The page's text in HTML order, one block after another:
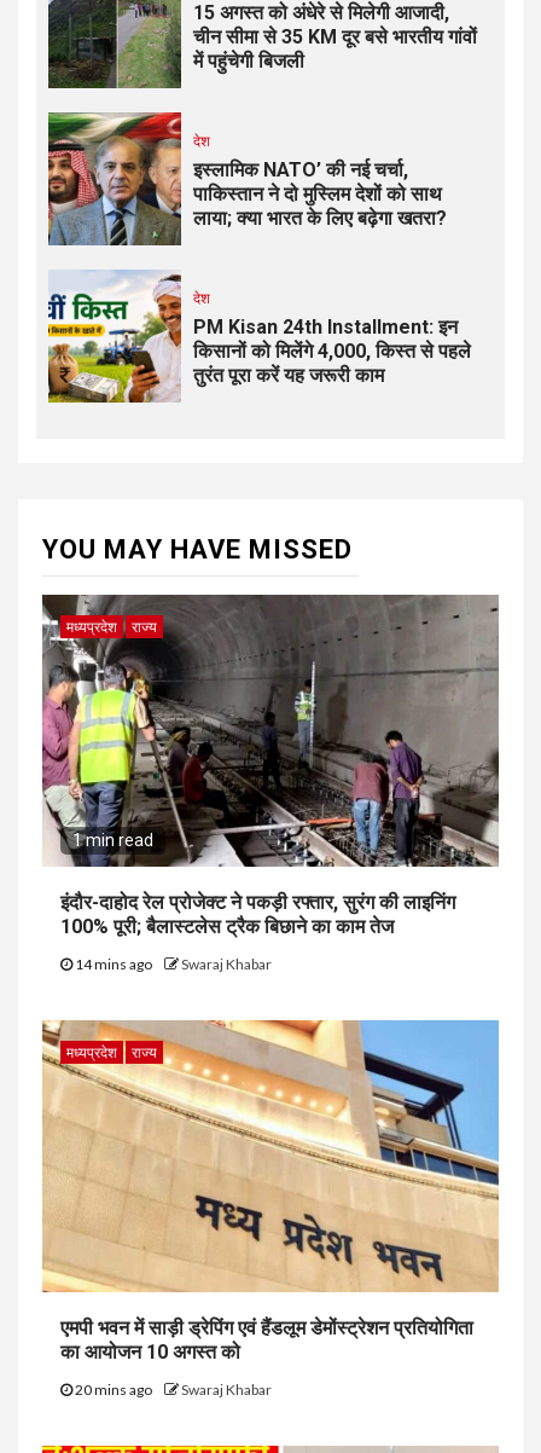
15 अगस्त को अंधेरे से मिलेगी आजादी,
चीन सीमा से 35 KM दूर बसे भारतीय गांवों
में पहुंचेगी बिजली
देश
इस्लामिक NATO’ की नई चर्चा,
पाकिस्तान ने दो मुस्लिम देशों को साथ
लाया; क्या भारत के लिए बढ़ेगा खतरा?
देश
PM Kisan 24th Installment: इन
किसानों को मिलेंगे ₹4,000, किस्त से पहले
तुरंत पूरा करें यह जरूरी काम
YOU MAY HAVE MISSED
मध्यप्रदेश राज्य
1 min read
इंदौर-दाहोद रेल प्रोजेक्ट ने पकड़ी रफ्तार, सुरंग की लाइनिंग
100% पूरी; बैलास्टलेस ट्रैक बिछाने का काम तेज
14 mins ago Swaraj Khabar
मध्यप्रदेश राज्य
एमपी भवन में साड़ी ड्रेपिंग एवं हैंडलूम डेमोंस्ट्रेशन प्रतियोगिता
का आयोजन 10 अगस्त को
20 mins ago Swaraj Khabar